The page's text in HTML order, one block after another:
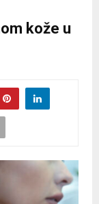
kože u